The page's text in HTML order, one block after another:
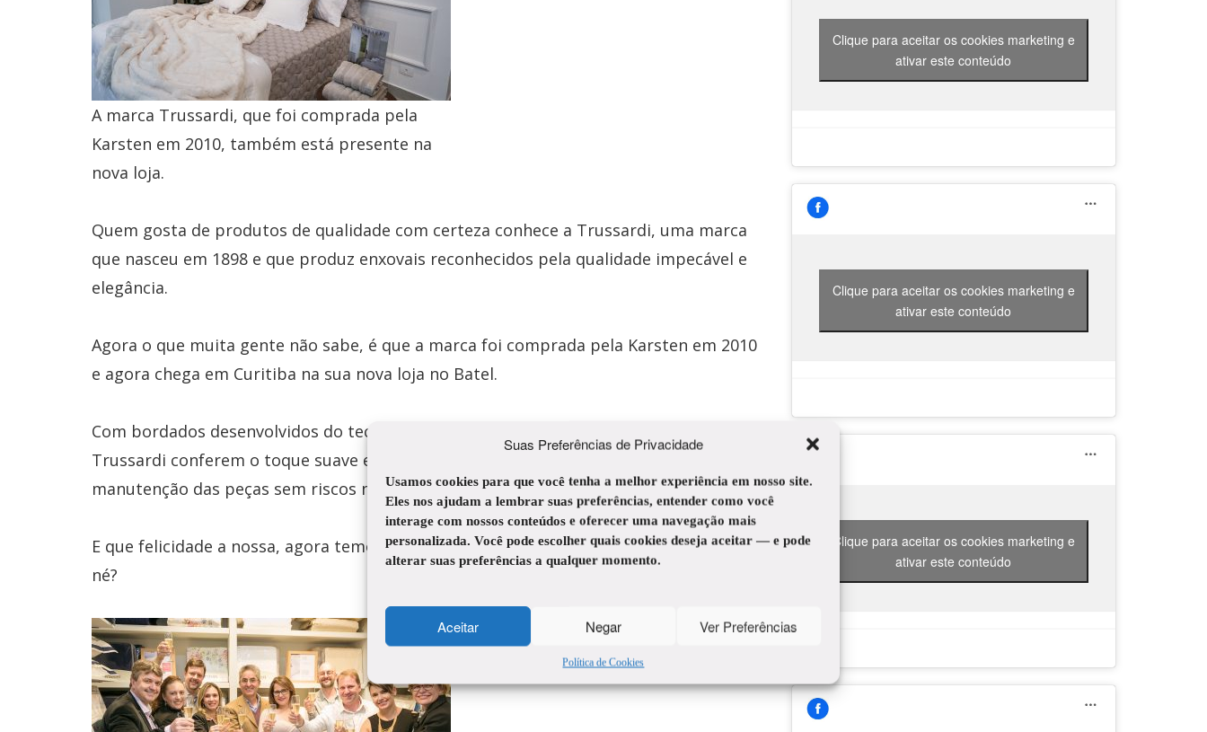
Suas Preferências de Privacidade
Usamos cookies para que você tenha a melhor experiência em nosso site.
Eles nos ajudam a lembrar suas preferências, entender como você
interage com nossos conteúdos e oferecer uma navegação mais
personalizada. Você pode escolher quais cookies deseja aceitar — e pode
alterar suas preferências a qualquer momento.
Aceitar Negar Ver Preferências
Política de Cookies
A marca Trussardi, que foi comprada pela
Karsten em 2010, também está presente na
nova loja.
Quem gosta de produtos de qualidade com certeza conhece a Trussardi, uma marca
que nasceu em 1898 e que produz enxovais reconhecidos pela qualidade impecável e
elegância.
Agora o que muita gente não sabe, é que a marca foi comprada pela Karsten em 2010
e agora chega em Curitiba na sua nova loja no Batel.
Com bordados desenvolvidos do tecido ao fio em puro algodão, os produtos da
Trussardi conferem o toque suave e sensações agradáveis, além de facilitar a
manutenção das peças sem riscos na hora de passar.
E que felicidade a nossa, agora temos 2 lojas da Karsten na nossa cidade. Bom demais
né?
Clique para aceitar os cookies marketing e
ativar este conteúdo
Clique para aceitar os cookies marketing e
ativar este conteúdo
Clique para aceitar os cookies marketing e
ativar este conteúdo